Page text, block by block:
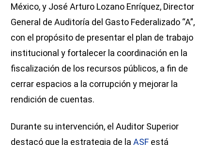
México, y José Arturo Lozano Enríquez, Director
General de Auditoría del Gasto Federalizado “A”,
con el propósito de presentar el plan de trabajo
institucional y fortalecer la coordinación en la
fiscalización de los recursos públicos, a fin de
cerrar espacios a la corrupción y mejorar la
rendición de cuentas.
Durante su intervención, el Auditor Superior
destacó que la estrategia de laASF está